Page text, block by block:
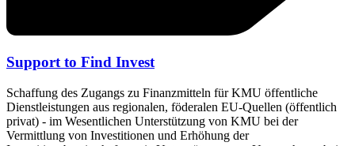
Support to Find Invest
Schaffung des Zugangs zu Finanzmitteln für KMU öffentliche
Dienstleistungen aus regionalen, föderalen EU-Quellen (öffentlich
privat) - im Wesentlichen Unterstützung von KMU bei der
Vermittlung von Investitionen und Erhöhung der